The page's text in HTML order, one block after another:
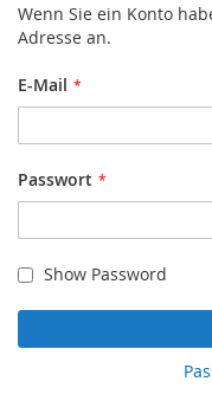
Wenn Sie ein Konto
Adresse an.
E-Mail
Passwort
Show Password